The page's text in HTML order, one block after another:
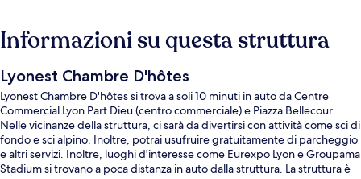
Informazioni su questa struttura
Lyonest Chambre D'hôtes
Lyonest Chambre D'hôtes si trova a soli 10 minuti in auto da Centre
Commercial Lyon Part Dieu (centro commerciale) e Piazza Bellecour.
Nelle vicinanze della struttura, ci sarà da divertirsi con attività come sci di
fondo e sci alpino. Inoltre, potrai usufruire gratuitamente di parcheggio
e altri servizi. Inoltre, luoghi d'interesse come Eurexpo Lyon e Groupama
Stadium si trovano a poca distanza in auto dalla struttura. La struttura è